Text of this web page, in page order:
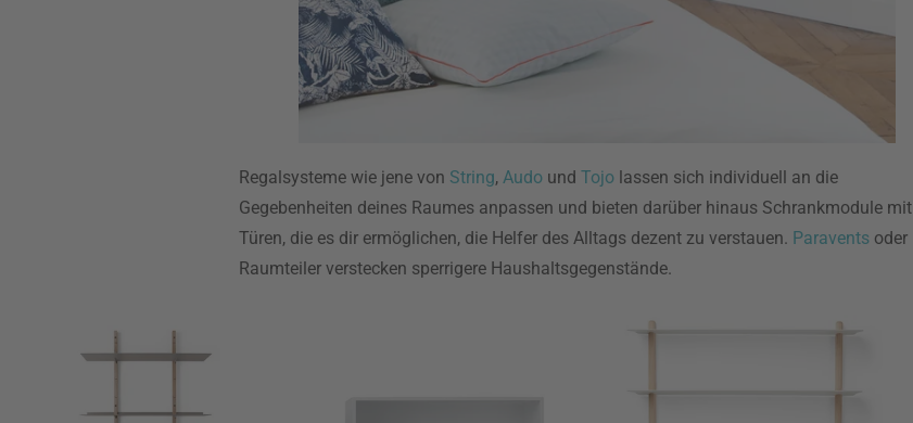
Regalsysteme wie jene von String, Audo und Tojo lassen sich individuell an die
Gegebenheiten deines Raumes anpassen und bieten darüber hinaus Schrankmodule mit
Türen, die es dir ermöglichen, die Helfer des Alltags dezent zu verstauen. Paravents oder
Raumteiler verstecken sperrigere Haushaltsgegenstände.